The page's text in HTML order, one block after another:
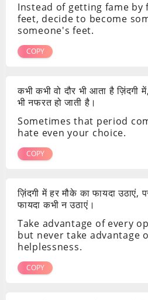
Instead of getting fame by
feet, decide to become
someone's feet.
COPY
कभी कभी वो दौर भी आता है
भी नफरत हो जाती है।
Sometimes that period
hate even your choice.
COPY
ज़िंदगी में हर मौके का फायदा उठाएं,
फायदा कभी न उठाएं।
Take advantage of every
but never take advantage
helplessness.
COPY